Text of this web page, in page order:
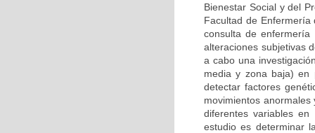
Bienestar Social y del
Facultad de Enfermería
consulta de
alteraciones subjetivas
a cabo una
media y zona baja)
detectar factores
movimientos
diferentes variables
estudio es determinar